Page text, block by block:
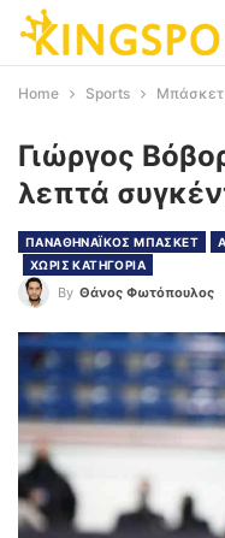
Home Sports Μπάσκετ
Γιώργος
λεπτά
ΠΑΝΑΘΗΝΑΪΚΟΣ ΜΠΑΣΚΕΤ
ΧΩΡΙΣ ΚΑΤΗΓΟΡΙΑ
By Θάνος Φωτόπουλος